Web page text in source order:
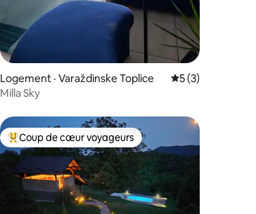
Logement · Varaždinske Toplice Note moyenne
5 (3)
Milla Sky
Coup de cœur voyageurs parmi les plus aimés
Coup de cœur voyageurs